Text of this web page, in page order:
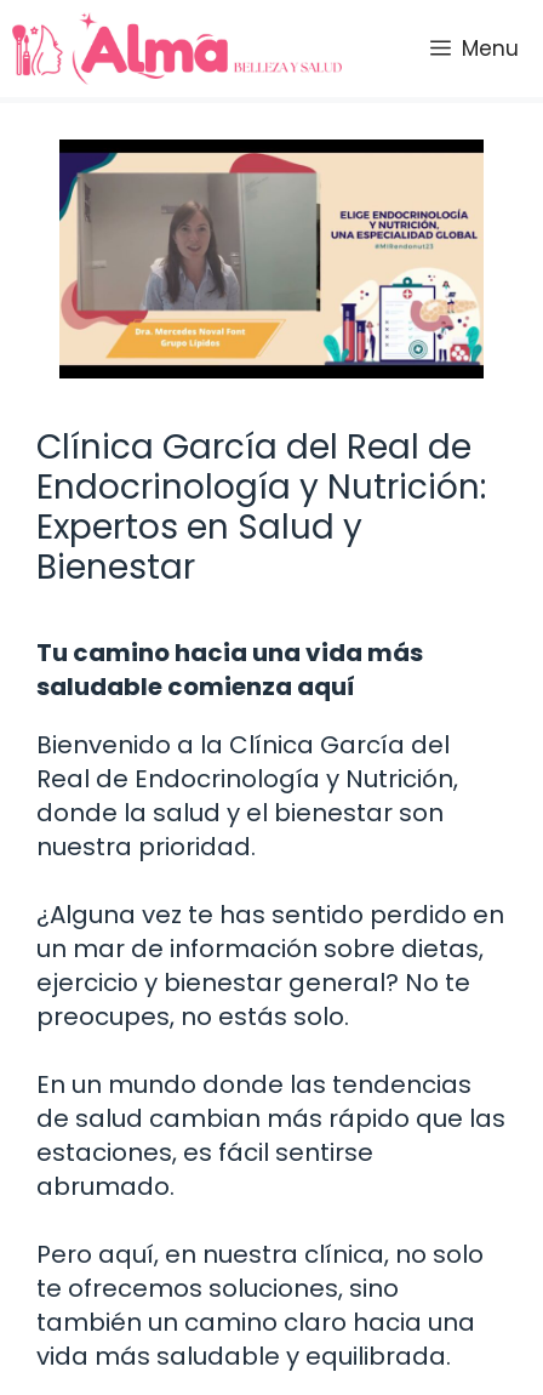
Saltar
al
contenido
Menu
Clínica García del Real de
Endocrinología y Nutrición:
Expertos en Salud y
Bienestar
Tu camino hacia una vida más
saludable comienza aquí
Bienvenido a la Clínica García del
Real de Endocrinología y Nutrición,
donde la salud y el bienestar son
nuestra prioridad.
¿Alguna vez te has sentido perdido en
un mar de información sobre dietas,
ejercicio y bienestar general? No te
preocupes, no estás solo.
En un mundo donde las tendencias
de salud cambian más rápido que las
estaciones, es fácil sentirse
abrumado.
Pero aquí, en nuestra clínica, no solo
te ofrecemos soluciones, sino
también un camino claro hacia una
vida más saludable y equilibrada.